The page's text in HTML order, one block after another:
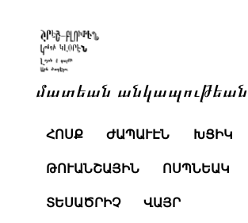
մատեան անկապութեան
ՀՈՍՔ ԺԱՊԱՒԷՆ ԽՑԻԿ
ԹՈՒԱՆՇԱՅԻՆ ՈՍՊՆԵԱԿ
ՏԵՍԱԾՐԻՉ ՎԱՅՐ